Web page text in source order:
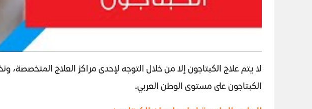
لا يتم علاج الكبتاجون إلا من خلال التوجه لإحدى مراكز العلاج
الكبتاجون على مستوى الوطن العربي.